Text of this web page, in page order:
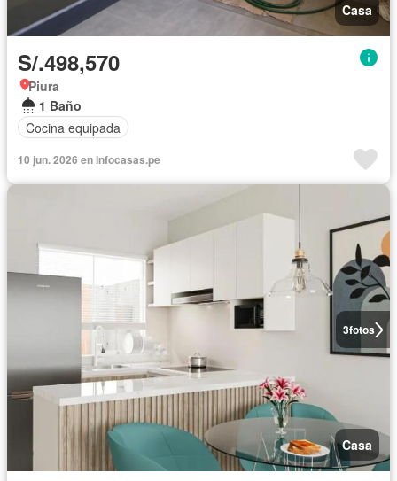
Casa
S/.498,570
Piura
1 Baño
Cocina equipada
10 jun. 2026 en Infocasas.pe
3fotos
Casa